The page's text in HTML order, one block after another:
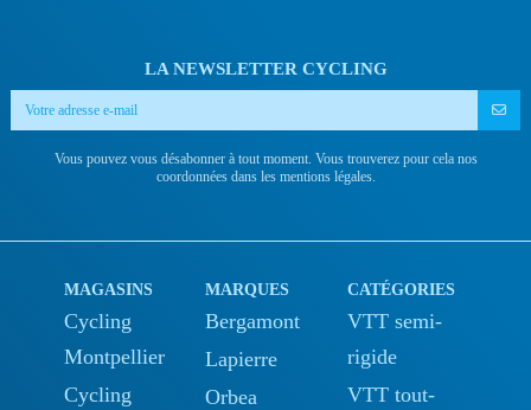
LA NEWSLETTER CYCLING
Vous pouvez vous désabonner à tout moment. Vous trouverez pour cela nos
coordonnées dans les mentions légales.
MAGASINS
Cycling
Montpellier
Cycling
MARQUES
Bergamont
Lapierre
Orbea
CATÉGORIES
VTT semi-
rigide
VTT tout-